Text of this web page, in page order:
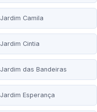
Jardim Camila
Jardim Cintia
Jardim das Bandeiras
Jardim Esperança